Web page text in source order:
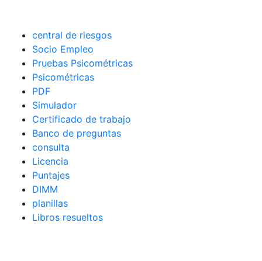
central de riesgos
Socio Empleo
Pruebas Psicométricas
Psicométricas
PDF
Simulador
Certificado de trabajo
Banco de preguntas
consulta
Licencia
Puntajes
DIMM
planillas
Libros resueltos